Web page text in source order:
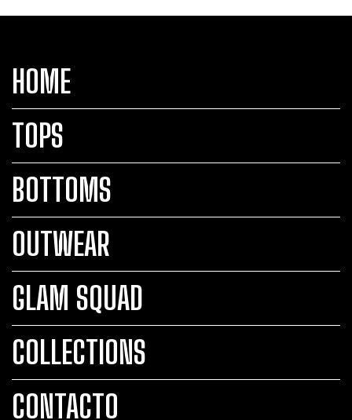
HOME
TOPS
BOTTOMS
OUTWEAR
GLAM SQUAD
COLLECTIONS
CONTACTO